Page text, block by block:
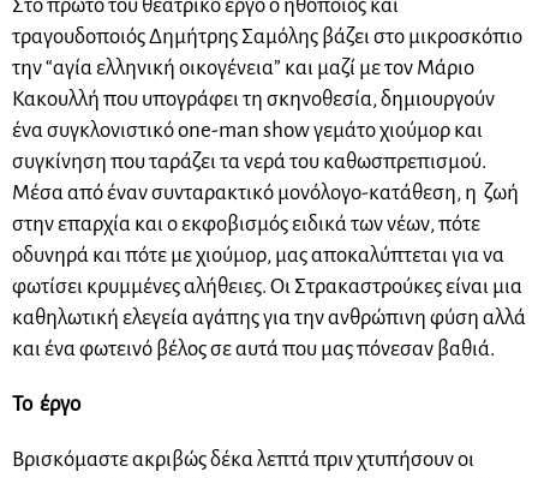
Στο πρώτο του θεατρικό έργο ο ηθοποιός και
τραγουδοποιός Δημήτρης Σαμόλης βάζει στο μικροσκόπιο
την “αγία ελληνική οικογένεια” και μαζί με τον Μάριο
Κακουλλή που υπογράφει τη σκηνοθεσία, δημιουργούν
ένα συγκλονιστικό one-man show γεμάτο χιούμορ και
συγκίνηση που ταράζει τα νερά του καθωσπρεπισμού.
Μέσα από έναν συνταρακτικό μονόλογο-κατάθεση, η ζωή
στην επαρχία και ο εκφοβισμός ειδικά των νέων, πότε
οδυνηρά και πότε με χιούμορ, μας αποκαλύπτεται για να
φωτίσει κρυμμένες αλήθειες. Οι Στρακαστρούκες είναι μια
καθηλωτική ελεγεία αγάπης για την ανθρώπινη φύση αλλά
και ένα φωτεινό βέλος σε αυτά που μας πόνεσαν βαθιά.
Το έργο
Βρισκόμαστε ακριβώς δέκα λεπτά πριν χτυπήσουν οι